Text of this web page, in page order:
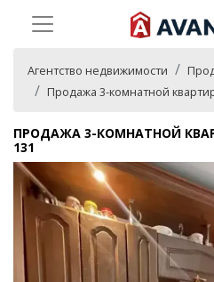
Агентство недвижимости
Продажа 3-комнатной
ПРОДАЖА 3-КОМНАТНОЙ
131